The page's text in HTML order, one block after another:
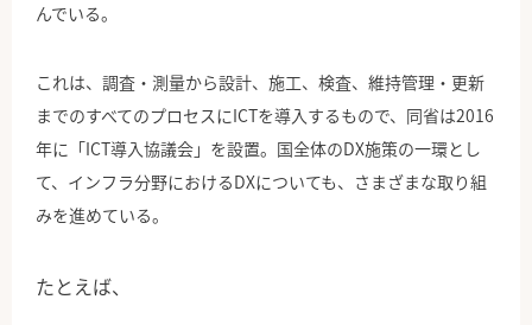
んでいる。
これは、調査・測量から設計、施工、検査、維持管理・更新
までのすべてのプロセスにICTを導入するもので、同省は2016
年に「ICT導入協議会」を設置。国全体のDX施策の一環とし
て、インフラ分野におけるDXについても、さまざまな取り組
みを進めている。
たとえば、